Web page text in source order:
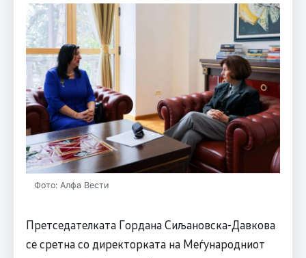
Фото: Алфа Вести
Претседателката Гордана Сиљановска-Давкова
се сретна со директорката на Меѓународниот